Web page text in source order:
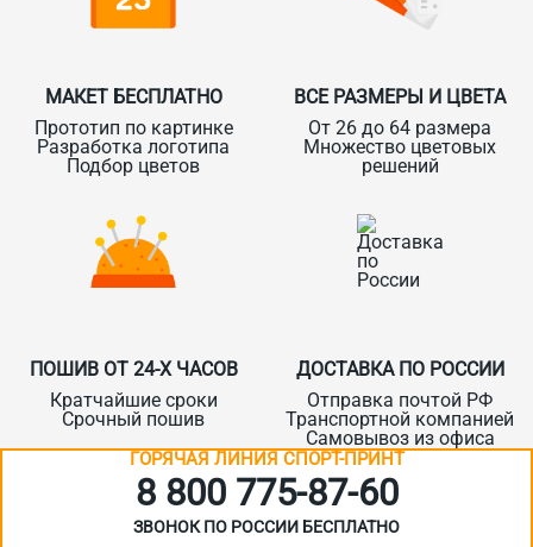
МАКЕТ БЕСПЛАТНО
Прототип по картинке
Разработка логотипа
Подбор цветов
ВСЕ РАЗМЕРЫ И ЦВЕТА
От 26 до 64 размера
Множество цветовых
решений
ПОШИВ ОТ 24-Х ЧАСОВ
Кратчайшие сроки
Срочный пошив
ДОСТАВКА ПО РОССИИ
Отправка почтой РФ
Транспортной компанией
Самовывоз из офиса
ГОРЯЧАЯ ЛИНИЯ СПОРТ-ПРИНТ
8 800 775‑87-60
ЗВОНОК ПО РОССИИ БЕСПЛАТНО